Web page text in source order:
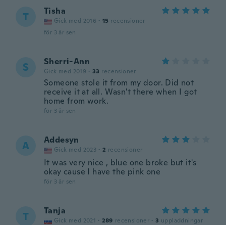
T Tisha
Gick med 2016 · 15 recensioner
för 3 år sen
S Sherri-Ann
Gick med 2019 · 33 recensioner
Someone stole it from my door. Did not
receive it at all. Wasn't there when I got
home from work.
för 3 år sen
A Addesyn
Gick med 2023 · 2 recensioner
It was very nice , blue one broke but it's
okay cause I have the pink one
för 3 år sen
T Tanja
Gick med 2021 · 289 recensioner · 3 uppladdningar